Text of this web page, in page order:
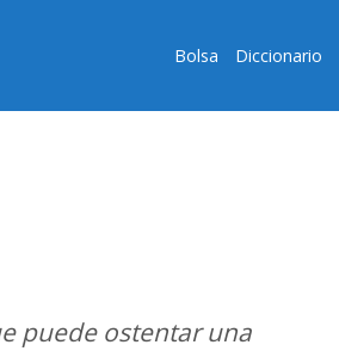
Bolsa Diccionario
puede ostentar una